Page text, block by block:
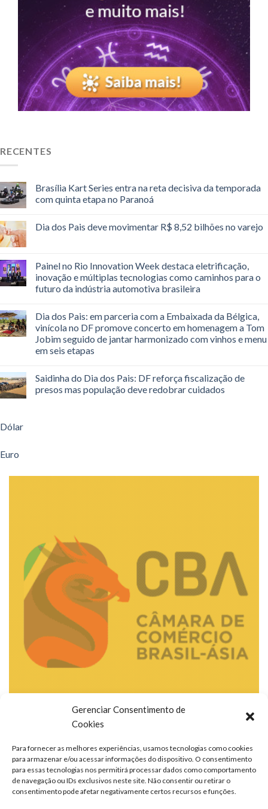
Gerenciar Consentimento de
Cookies
Para fornecer as melhores experiências, usamos tecnologias como cookies
para armazenar e/ou acessar informações do dispositivo. O consentimento
para essas tecnologias nos permitirá processar dados como comportamento
de navegação ou IDs exclusivos neste site. Não consentir ou retirar o
consentimento pode afetar negativamente certos recursos e funções.
RECENTES
Brasília Kart Series entra na reta decisiva da temporada
com quinta etapa no Paranoá
Dia dos Pais deve movimentar R$ 8,52 bilhões no varejo
Painel no Rio Innovation Week destaca eletrificação,
inovação e múltiplas tecnologias como caminhos para o
futuro da indústria automotiva brasileira
Dia dos Pais: em parceria com a Embaixada da Bélgica,
vinícola no DF promove concerto em homenagem a Tom
Jobim seguido de jantar harmonizado com vinhos e menu
em seis etapas
Saidinha do Dia dos Pais: DF reforça fiscalização de
presos mas população deve redobrar cuidados
Dólar
Euro